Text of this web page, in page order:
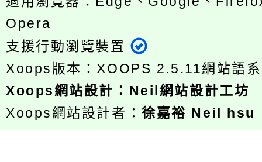
Opera
支援行動瀏覽裝置
Xoops版本：XOOPS 2.5.11網站語
Xoops網站設計 ： Neil網站設計工坊
Xoops網站設計者：徐嘉裕 Neil hsu